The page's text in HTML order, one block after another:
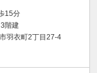
15分
階建
羽衣町2丁目27-4